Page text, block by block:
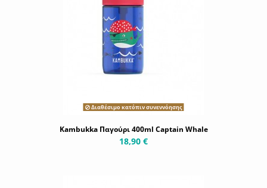
Διαθέσιμο κατόπιν συνεννόησης
Kambukka Παγούρι 400ml Captain Whale
18,90 €